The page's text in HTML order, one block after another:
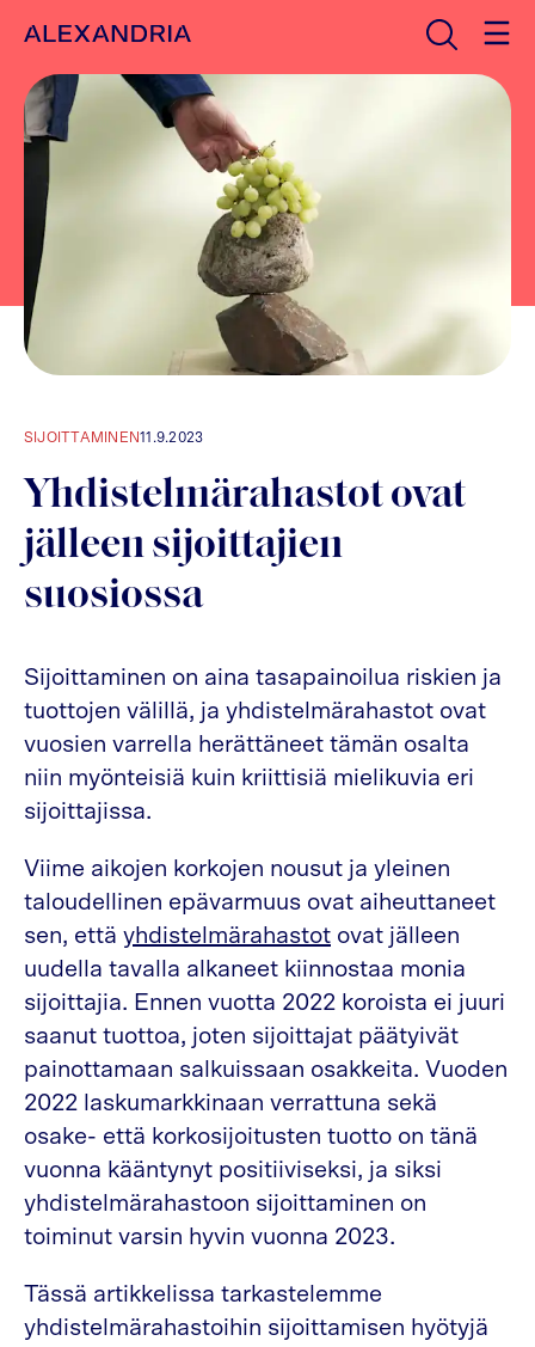
Etusivulle Avaa haku
SIJOITTAMINEN11.9.2023
Yhdistelmärahastot ovat
jälleen sijoittajien
suosiossa
Sijoittaminen on aina tasapainoilua riskien ja
tuottojen välillä, ja yhdistelmärahastot ovat
vuosien varrella herättäneet tämän osalta
niin myönteisiä kuin kriittisiä mielikuvia eri
sijoittajissa.
Viime aikojen korkojen nousut ja yleinen
taloudellinen epävarmuus ovat aiheuttaneet
sen, että yhdistelmärahastot ovat jälleen
uudella tavalla alkaneet kiinnostaa monia
sijoittajia. Ennen vuotta 2022 koroista ei juuri
saanut tuottoa, joten sijoittajat päätyivät
painottamaan salkuissaan osakkeita. Vuoden
2022 laskumarkkinaan verrattuna sekä
osake- että korkosijoitusten tuotto on tänä
vuonna kääntynyt positiiviseksi, ja siksi
yhdistelmärahastoon sijoittaminen on
toiminut varsin hyvin vuonna 2023.
Tässä artikkelissa tarkastelemme
yhdistelmärahastoihin sijoittamisen hyötyjä